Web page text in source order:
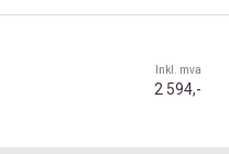
Inkl. mva
2 594,-